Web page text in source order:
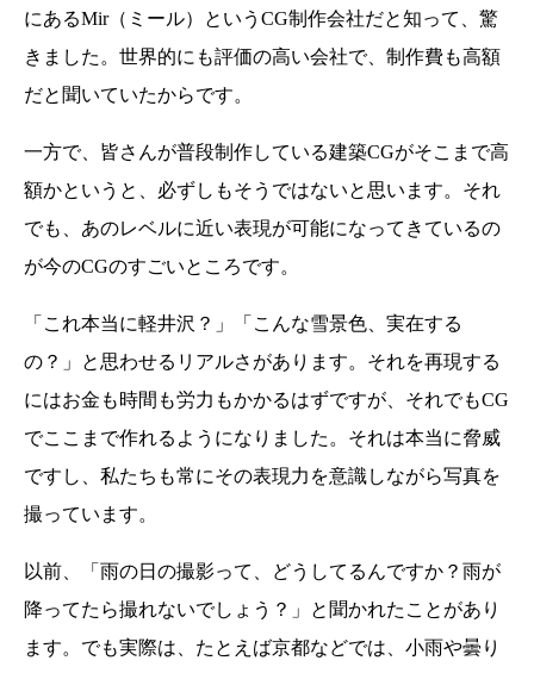
にあるMir（ミール）というCG制作会社だと知って、驚
きました。世界的にも評価の高い会社で、制作費も高額
だと聞いていたからです。
一方で、皆さんが普段制作している建築CGがそこまで高
額かというと、必ずしもそうではないと思います。それ
でも、あのレベルに近い表現が可能になってきているの
が今のCGのすごいところです。
「これ本当に軽井沢？」「こんな雪景色、実在する
の？」と思わせるリアルさがあります。それを再現する
にはお金も時間も労力もかかるはずですが、それでもCG
でここまで作れるようになりました。それは本当に脅威
ですし、私たちも常にその表現力を意識しながら写真を
撮っています。
以前、「雨の日の撮影って、どうしてるんですか？雨が
降ってたら撮れないでしょう？」と聞かれたことがあり
ます。でも実際は、たとえば京都などでは、小雨や曇り